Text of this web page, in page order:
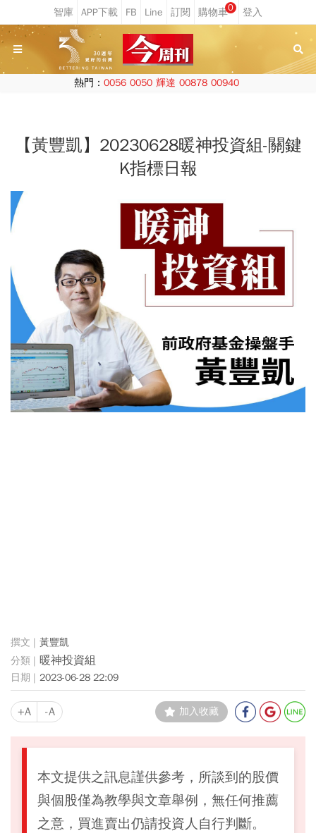
0
熱門： 0056 0050 輝達 00878 00940
【黃豐凱】20230628暖神投資組-關鍵
K指標日報
黃豐凱
暖神投資組
2023-06-28 22:09
+A -A 加入收藏
本文提供之訊息謹供參考，所談到的股價
與個股僅為教學與文章舉例，無任何推薦
之意，買進賣出仍請投資人自行判斷。